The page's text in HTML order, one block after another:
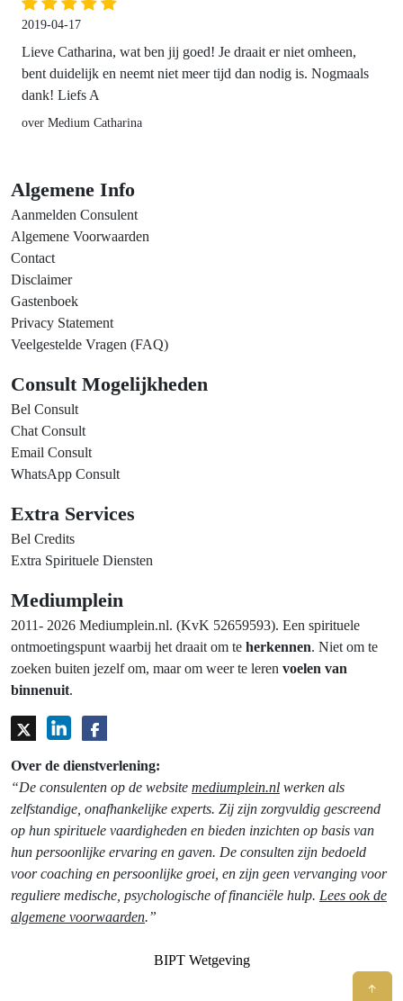
2019-04-17
Lieve Catharina, wat ben jij goed! Je draait er niet omheen,
bent duidelijk en neemt niet meer tijd dan nodig is. Nogmaals
dank! Liefs A
over Medium Catharina
Algemene Info
Aanmelden Consulent
Algemene Voorwaarden
Contact
Disclaimer
Gastenboek
Privacy Statement
Veelgestelde Vragen (FAQ)
Consult Mogelijkheden
Bel Consult
Chat Consult
Email Consult
WhatsApp Consult
Extra Services
Bel Credits
Extra Spirituele Diensten
Mediumplein
2011- 2026 Mediumplein.nl. (KvK 52659593). Een spirituele
ontmoetingspunt waarbij het draait om te herkennen. Niet om te
zoeken buiten jezelf om, maar om weer te leren voelen van
binnenuit.
Over de dienstverlening:
“De consulenten op de website mediumplein.nl werken als
zelfstandige, onafhankelijke experts. Zij zijn zorgvuldig gescreend
op hun spirituele vaardigheden en bieden inzichten op basis van
hun persoonlijke ervaring en gaven. De consulten zijn bedoeld
voor coaching en persoonlijke groei, en zijn geen vervanging voor
reguliere medische, psychologische of financiële hulp. Lees ook de
algemene voorwaarden.”
BIPT Wetgeving